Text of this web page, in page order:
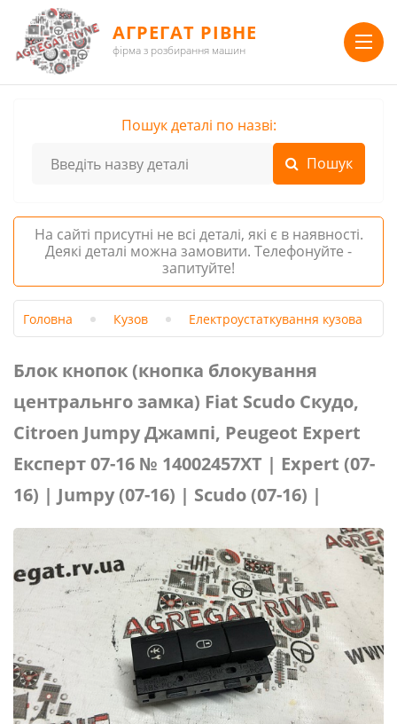
АГРЕГАТ РІВНЕ
фірма з розбирання машин
Пошук деталі по назві:
На сайті присутні не всі деталі, які є в наявності.
Деякі деталі можна замовити. Телефонуйте -
запитуйте!
Головна Кузов Електроустаткування кузова
Блок кнопок (кнопка блокування
центральнго замка) Fiat Scudo Скудо,
Citroen Jumpy Джампі, Peugeot Expert
Експерт 07-16 № 14002457XT | Expert (07-
16) | Jumpy (07-16) | Scudo (07-16) |